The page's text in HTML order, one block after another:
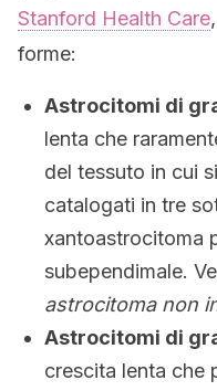
Stanford Health Care
forme:
Astrocitomi di
lenta che
del tessuto in cui
catalogati in tre
xantoastrocitoma
subependimale.
astrocitoma non
Astrocitomi di
crescita lenta che